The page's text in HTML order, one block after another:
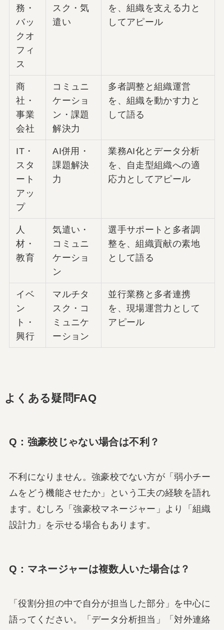
務・
バッ
クオ
フィ
ス
スク・気
遣い
を、組織を支える力と
してアピール
商
社・
事業
会社
コミュニ
ケーショ
ン・課題
解決力
多者調整と組織運営
を、組織を動かす力と
して語る
IT・
スタ
ート
アッ
プ
AI併用・
課題解決
力
業務AI化とデータ分析
を、自走型組織への適
応力としてアピール
人
材・
教育
気遣い・
コミュニ
ケーショ
ン
選手サポートと多者調
整を、組織貢献の素地
として語る
イベ
ン
ト・
興行
マルチタ
スク・コ
ミュニケ
ーション
並行業務と多者連携
を、現場運営力として
アピール
よくある疑問FAQ
Q：強豪校じゃない場合は不利？
不利になりません。強豪校でない方が「弱小チー
ムをどう機能させたか」という工夫の経験を語れ
ます。むしろ「強豪校マネージャー」より「組織
設計力」を示せる場合もあります。
Q：マネージャーは複数人いた場合は？
「役割分担の中で自分が担当した部分」を中心に
語ってください。「データ分析担当」「対外連絡